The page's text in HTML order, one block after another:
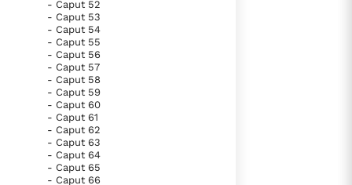
- Caput 52
- Caput 53
- Caput 54
- Caput 55
- Caput 56
- Caput 57
- Caput 58
- Caput 59
- Caput 60
- Caput 61
- Caput 62
- Caput 63
- Caput 64
- Caput 65
- Caput 66